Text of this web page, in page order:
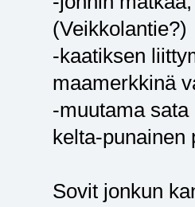
(Veikkolantie?)
-kaatiksen
maamerkkinä
-muutama
kelta-punainen
Sovit jonkun